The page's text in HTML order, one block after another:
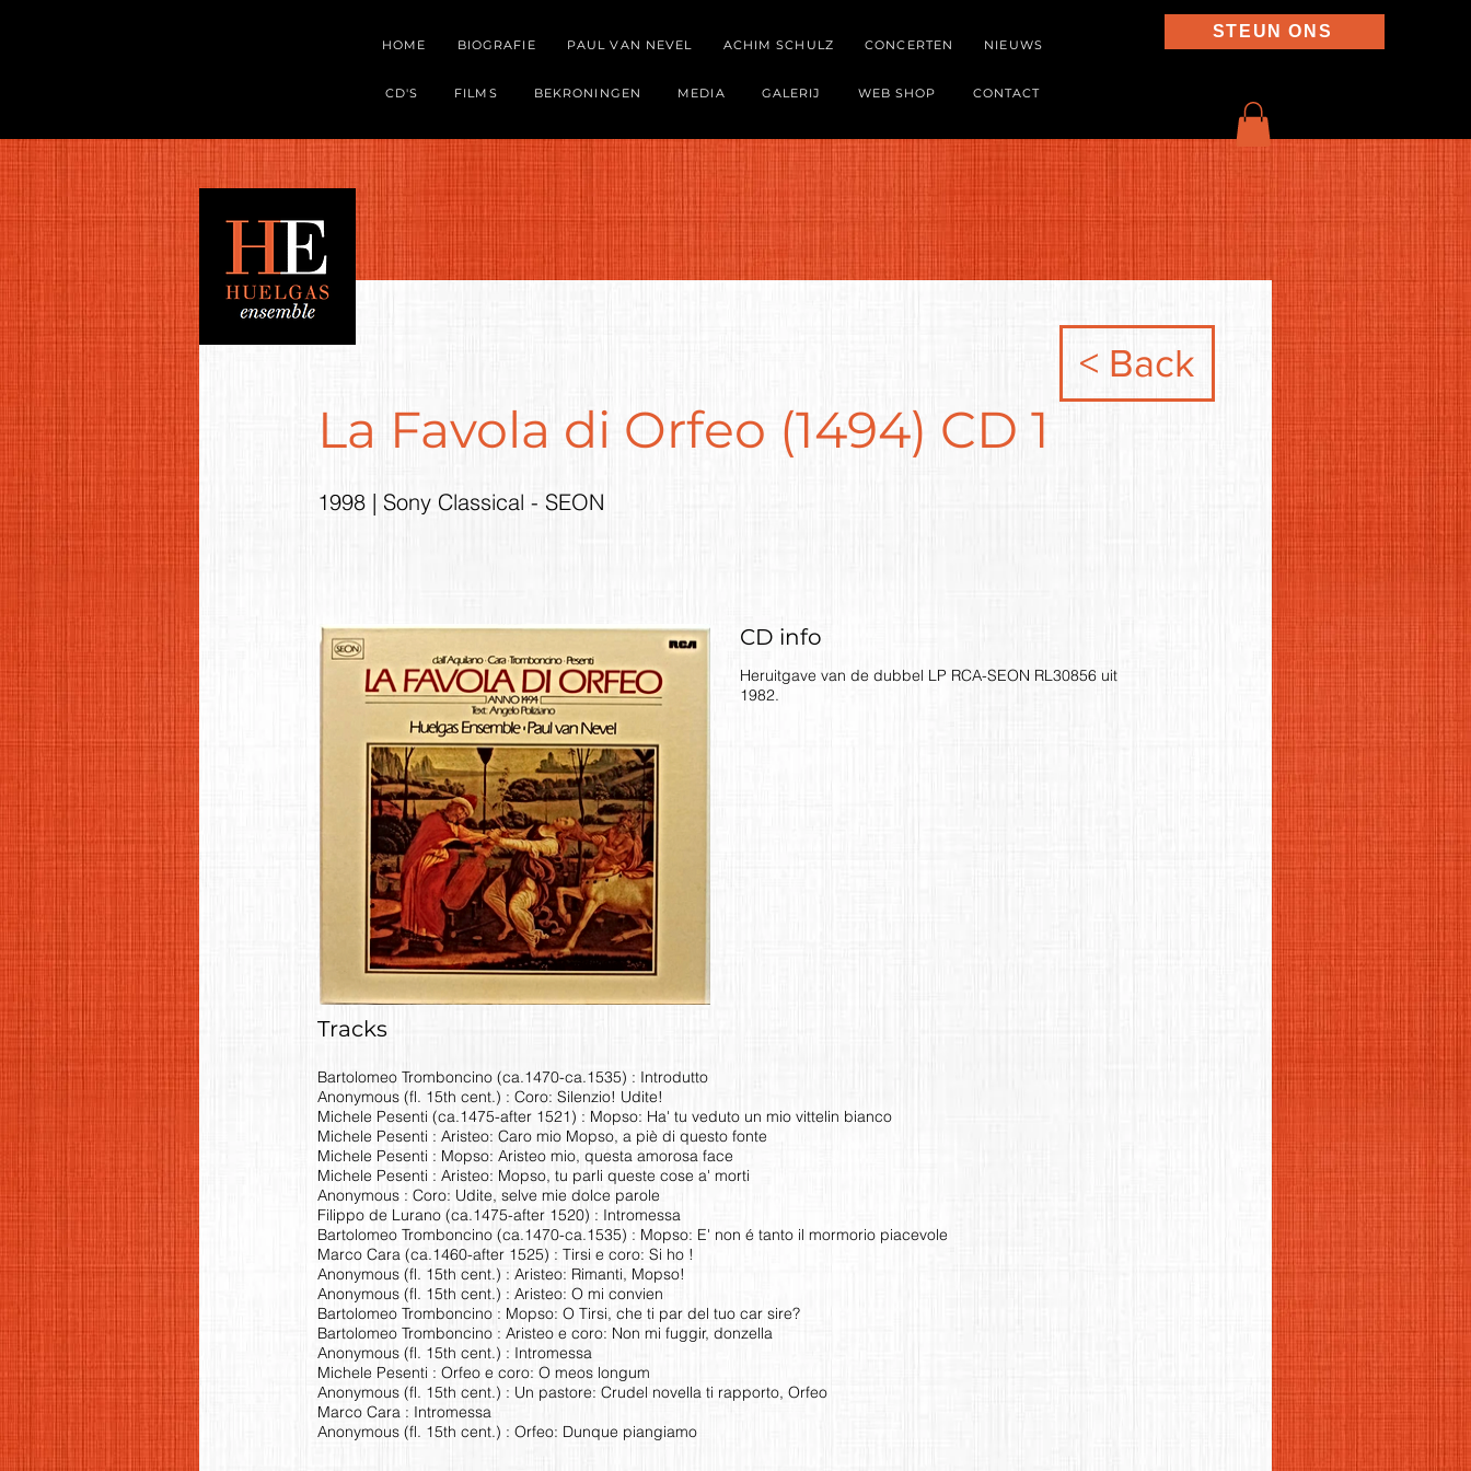
HOME BIOGRAFIE PAUL VAN NEVEL ACHIM SCHULZ CONCERTEN NIEUWS
CD'S FILMS BEKRONINGEN MEDIA GALERIJ WEB SHOP CONTACT
STEUN ONS
< Back
La Favola di Orfeo (1494) CD 1
1998 | Sony Classical - SEON
CD info
Heruitgave van de dubbel LP RCA-SEON RL30856 uit
1982.
Tracks
Bartolomeo Tromboncino (ca.1470-ca.1535) : Introdutto
Anonymous (fl. 15th cent.) : Coro: Silenzio! Udite!
Michele Pesenti (ca.1475-after 1521) : Mopso: Ha' tu veduto un mio vittelin bianco
Michele Pesenti : Aristeo: Caro mio Mopso, a piè di questo fonte
Michele Pesenti : Mopso: Aristeo mio, questa amorosa face
Michele Pesenti : Aristeo: Mopso, tu parli queste cose a' morti
Anonymous : Coro: Udite, selve mie dolce parole
Filippo de Lurano (ca.1475-after 1520) : Intromessa
Bartolomeo Tromboncino (ca.1470-ca.1535) : Mopso: E' non é tanto il mormorio piacevole
Marco Cara (ca.1460-after 1525) : Tirsi e coro: Si ho !
Anonymous (fl. 15th cent.) : Aristeo: Rimanti, Mopso!
Anonymous (fl. 15th cent.) : Aristeo: O mi convien
Bartolomeo Tromboncino : Mopso: O Tirsi, che ti par del tuo car sire?
Bartolomeo Tromboncino : Aristeo e coro: Non mi fuggir, donzella
Anonymous (fl. 15th cent.) : Intromessa
Michele Pesenti : Orfeo e coro: O meos longum
Anonymous (fl. 15th cent.) : Un pastore: Crudel novella ti rapporto, Orfeo
Marco Cara : Intromessa
Anonymous (fl. 15th cent.) : Orfeo: Dunque piangiamo